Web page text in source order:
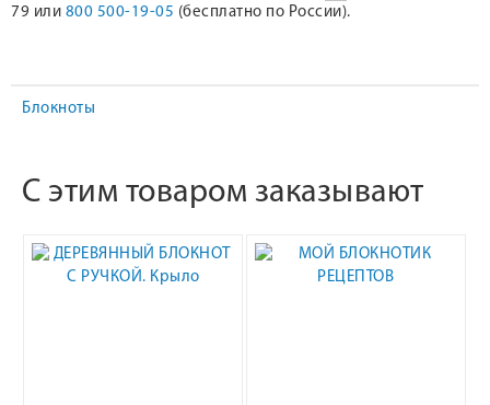
79 или 800 500-19-05 (бесплатно по России).
Блокноты
С этим товаром заказывают